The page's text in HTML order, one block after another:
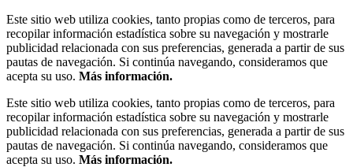
Este sitio web utiliza cookies, tanto propias como de terceros, para
recopilar información estadística sobre su navegación y mostrarle
publicidad relacionada con sus preferencias, generada a partir de sus
pautas de navegación. Si continúa navegando, consideramos que
acepta su uso. Más información.
Este sitio web utiliza cookies, tanto propias como de terceros, para
recopilar información estadística sobre su navegación y mostrarle
publicidad relacionada con sus preferencias, generada a partir de sus
pautas de navegación. Si continúa navegando, consideramos que
acepta su uso. Más información.